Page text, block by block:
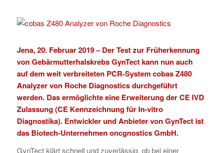
Jena, 20. Februar 2019 – Der Test zur Früherkennung
von GebärmutterhalskrebsGynTectkann nun auch
auf dem weit verbreiteten PCR-System cobas Z480
Analyzervon Roche Diagnostics durchgeführt
werden. Das ermöglichte eine Erweiterung der CE IVD
Zulassung (CE Kennzeichnung für In-vitro
Diagnostika). Entwickler und Anbieter von GynTect ist
das Biotech-Unternehmenoncgnostics GmbH.
GynTect klärt schnell und zuverlässig, ob bei einer